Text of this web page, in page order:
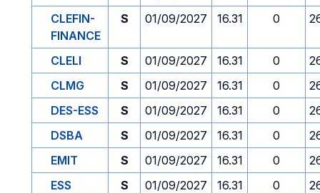
CLEFIN-
FINANCE
S 01/09/2027 16.31 0
CLELI S 01/09/2027 16.31 0
CLMG
S 01/09/2027 16.31 0
DES-ESS
S 01/09/2027 16.31 0
DSBA
S 01/09/2027 16.31 0
EMIT
S 01/09/2027 16.31 0
ESS
S 01/09/2027 16.31 0